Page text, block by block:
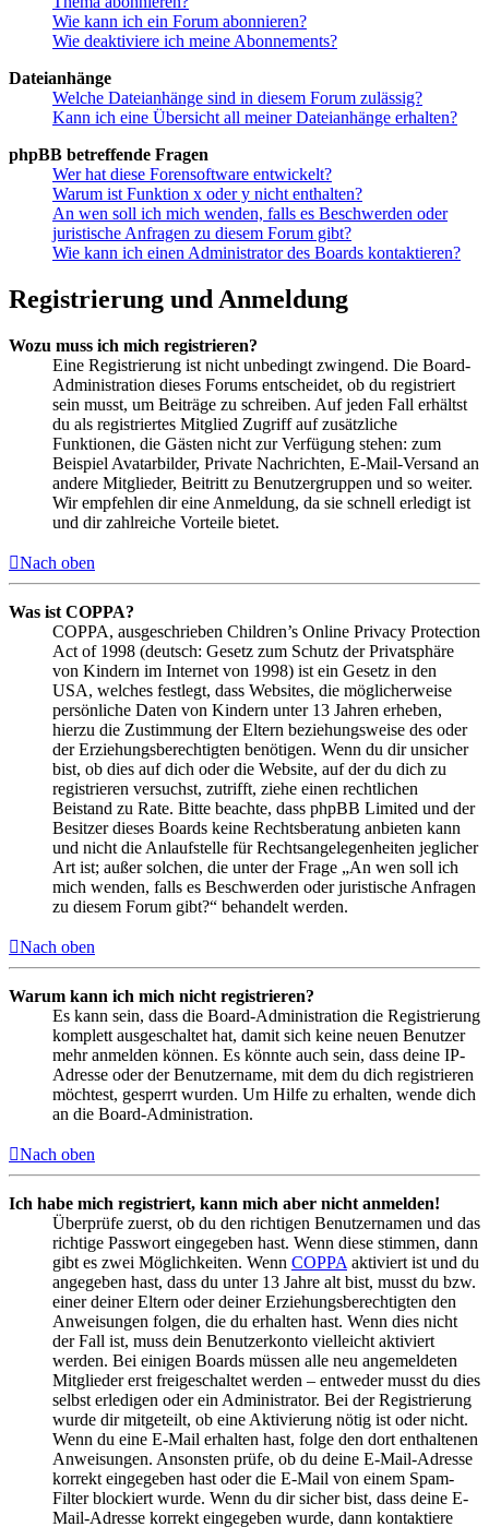
Wie kann ich ein Forum abonnieren?
Wie deaktiviere ich meine Abonnements?
Dateianhänge
Welche Dateianhänge sind in diesem Forum zulässig?
Kann ich eine Übersicht all meiner Dateianhänge erhalten?
phpBB betreffende Fragen
Wer hat diese Forensoftware entwickelt?
Warum ist Funktion x oder y nicht enthalten?
An wen soll ich mich wenden, falls es Beschwerden oder
juristische Anfragen zu diesem Forum gibt?
Wie kann ich einen Administrator des Boards kontaktieren?
Registrierung und Anmeldung
Wozu muss ich mich registrieren?
Eine Registrierung ist nicht unbedingt zwingend. Die Board-
Administration dieses Forums entscheidet, ob du registriert
sein musst, um Beiträge zu schreiben. Auf jeden Fall erhältst
du als registriertes Mitglied Zugriff auf zusätzliche
Funktionen, die Gästen nicht zur Verfügung stehen: zum
Beispiel Avatarbilder, Private Nachrichten, E-Mail-Versand an
andere Mitglieder, Beitritt zu Benutzergruppen und so weiter.
Wir empfehlen dir eine Anmeldung, da sie schnell erledigt ist
und dir zahlreiche Vorteile bietet.
Nach oben
Was ist COPPA?
COPPA, ausgeschrieben Children’s Online Privacy Protection
Act of 1998 (deutsch: Gesetz zum Schutz der Privatsphäre
von Kindern im Internet von 1998) ist ein Gesetz in den
USA, welches festlegt, dass Websites, die möglicherweise
persönliche Daten von Kindern unter 13 Jahren erheben,
hierzu die Zustimmung der Eltern beziehungsweise des oder
der Erziehungsberechtigten benötigen. Wenn du dir unsicher
bist, ob dies auf dich oder die Website, auf der du dich zu
registrieren versuchst, zutrifft, ziehe einen rechtlichen
Beistand zu Rate. Bitte beachte, dass phpBB Limited und der
Besitzer dieses Boards keine Rechtsberatung anbieten kann
und nicht die Anlaufstelle für Rechtsangelegenheiten jeglicher
Art ist; außer solchen, die unter der Frage „An wen soll ich
mich wenden, falls es Beschwerden oder juristische Anfragen
zu diesem Forum gibt?“ behandelt werden.
Nach oben
Warum kann ich mich nicht registrieren?
Es kann sein, dass die Board-Administration die Registrierung
komplett ausgeschaltet hat, damit sich keine neuen Benutzer
mehr anmelden können. Es könnte auch sein, dass deine IP-
Adresse oder der Benutzername, mit dem du dich registrieren
möchtest, gesperrt wurden. Um Hilfe zu erhalten, wende dich
an die Board-Administration.
Nach oben
Ich habe mich registriert, kann mich aber nicht anmelden!
Überprüfe zuerst, ob du den richtigen Benutzernamen und das
richtige Passwort eingegeben hast. Wenn diese stimmen, dann
gibt es zwei Möglichkeiten. Wenn COPPA aktiviert ist und du
angegeben hast, dass du unter 13 Jahre alt bist, musst du bzw.
einer deiner Eltern oder deiner Erziehungsberechtigten den
Anweisungen folgen, die du erhalten hast. Wenn dies nicht
der Fall ist, muss dein Benutzerkonto vielleicht aktiviert
werden. Bei einigen Boards müssen alle neu angemeldeten
Mitglieder erst freigeschaltet werden – entweder musst du dies
selbst erledigen oder ein Administrator. Bei der Registrierung
wurde dir mitgeteilt, ob eine Aktivierung nötig ist oder nicht.
Wenn du eine E-Mail erhalten hast, folge den dort enthaltenen
Anweisungen. Ansonsten prüfe, ob du deine E-Mail-Adresse
korrekt eingegeben hast oder die E-Mail von einem Spam-
Filter blockiert wurde. Wenn du dir sicher bist, dass deine E-
Mail-Adresse korrekt eingegeben wurde, dann kontaktiere